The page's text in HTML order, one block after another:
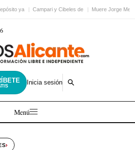
ya Campari y Cibeles de Muere Jorge
Inicia sesión
Menú
›